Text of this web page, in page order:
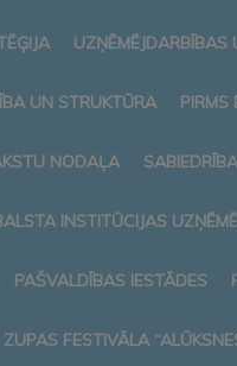
UN STRUKTŪRA PIRMS
NODAĻA
INSTITŪCIJAS
PAŠVALDĪBAS IESTĀDES
ZUPAS FESTIVĀLA